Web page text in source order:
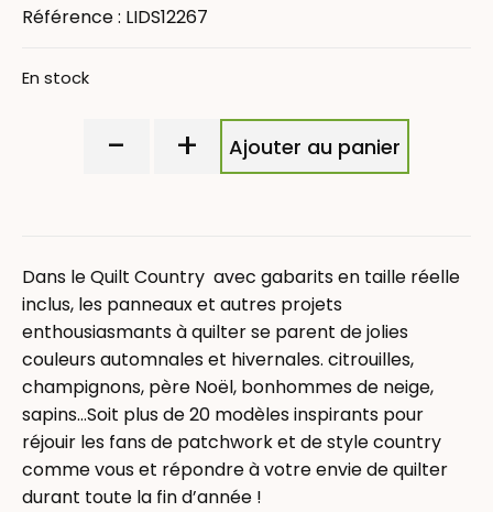
Référence : LIDS12267
En stock
- + Ajouter au panier
Dans le Quilt Country avec gabarits en taille réelle
inclus, les panneaux et autres projets
enthousiasmants à quilter se parent de jolies
couleurs automnales et hivernales. citrouilles,
champignons, père Noël, bonhommes de neige,
sapins…Soit plus de 20 modèles inspirants pour
réjouir les fans de patchwork et de style country
comme vous et répondre à votre envie de quilter
durant toute la fin d’année !